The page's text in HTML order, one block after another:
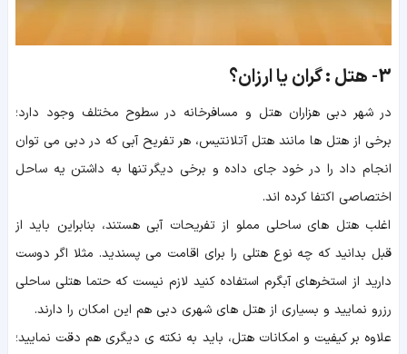
3- هتل : گران یا ارزان؟
در شهر دبی هزاران هتل و مسافرخانه در سطوح مختلف وجود دارد؛
برخی از هتل ها مانند هتل آتلانتیس، هر تفریح آبی که در دبی می توان
انجام داد را در خود جای داده و برخی دیگر تنها به داشتن یه ساحل
اختصاصی اکتفا کرده اند.
اغلب هتل های ساحلی مملو از تفریحات آبی هستند، بنابراین باید از
قبل بدانید که چه نوع هتلی را برای اقامت می پسندید. مثلا اگر دوست
دارید از استخرهای آبگرم استفاده کنید لازم نیست که حتما هتلی ساحلی
رزرو نمایید و بسیاری از هتل های شهری دبی هم این امکان را دارند.
علاوه بر کیفیت و امکانات هتل، باید به نکته ی دیگری هم دقت نمایید؛